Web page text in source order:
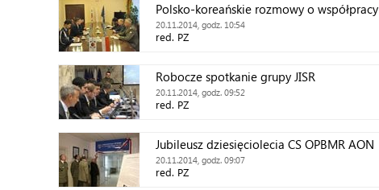
Polsko-koreańskie rozmowy o współpracy
20.11.2014, godz. 10:54
red. PZ
Robocze spotkanie grupy JISR
20.11.2014, godz. 09:52
red. PZ
Jubileusz dziesięciolecia CS OPBMR AON
20.11.2014, godz. 09:07
red. PZ